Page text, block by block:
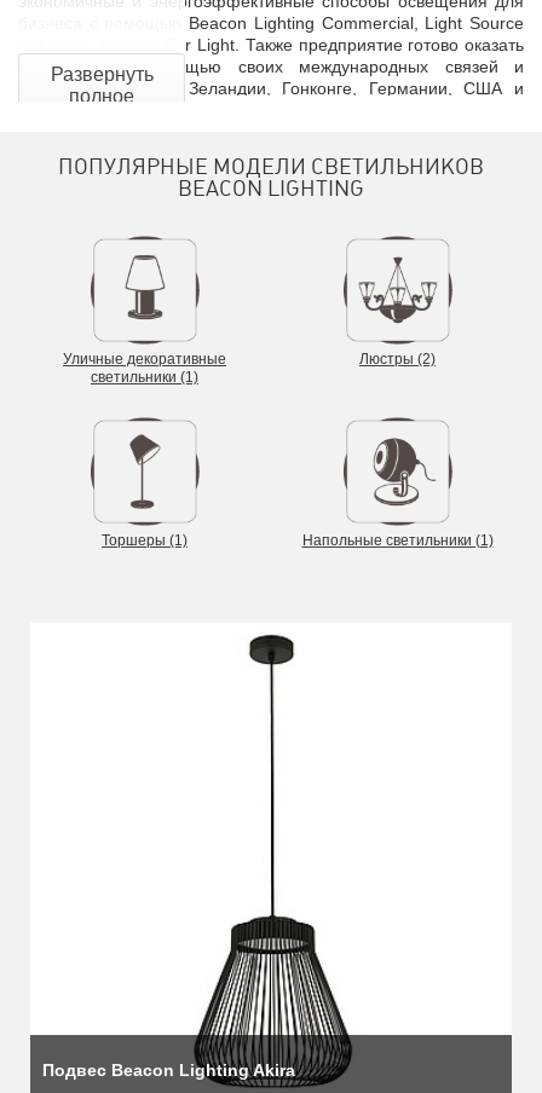
Развернуть
полное
бизнеса с помощью Beacon Lighting Commercial, Light Source
Solutions, Masson For Light. Также предприятие готово оказать
поддержку с помощью своих международных связей и
операций в Новой Зеландии, Гонконге, Германии, США и
История бренда началась в Мельбурне в 1967 году с
единственного магазина и стремления сделать жизнь людей
ярче. С тех пор Beacon Lighting стал ведущим
специализированным продавцом светильников в Австралии с
более чем 110 магазинами по всей стране и командой из
В связи с ростом затрат на электроэнергию до рекордного
уровня и необходимостью создания экологически безопасной
продукции в светотехнической отрасли за последние годы
произошло множество изменений. Фабрика предоставляет
клиентам самый широкий спектр энергоэффективных
ПОПУЛЯРНЫЕ МОДЕЛИ СВЕТИЛЬНИКОВ
BEACON LIGHTING
Уличные декоративные
светильники (1)
Люстры (2)
Торшеры (1) Напольные светильники (1)
Подвес Beacon Lighting Akira